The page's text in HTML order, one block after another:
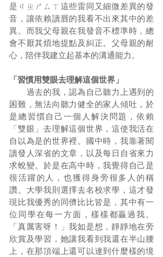
是ㄐㄓㄕㄙㄒ這些雷同又細微差異的發
音，讓依賴讀唇的我看不出來其中的差
異。而我父母親在我發音不標準時，總
會不厭其煩地提點及糾正。父母親的耐
心，陪伴我建立起基本的溝通能力。
「習慣用雙眼去理解這個世界」
過去的我，認為自己聽力上遇到的
困難，無法向聽力健全的家人傾吐，於
是總習慣自己一個人解決問題，依賴
「雙眼」去理解這個世界，這使我活在
自以為是的世界裡。國中時，我靠著閱
讀發人深省的文章，以及每日自省來力
求蛻變。於是在高中時，我覺得自己是
很活躍的人，也獲得身旁很多人的稱
讚。大學我則選擇去名校求學，這才發
現比我優秀的同儕比比皆是，其中有一
位同學在每一方面，樣樣都贏過我。
「真厲害呀！」我如是想，靜靜地在旁
欣賞及學習，她讓我看到我還在半山腰
上，在那頂端上還可以達到什麼樣的境